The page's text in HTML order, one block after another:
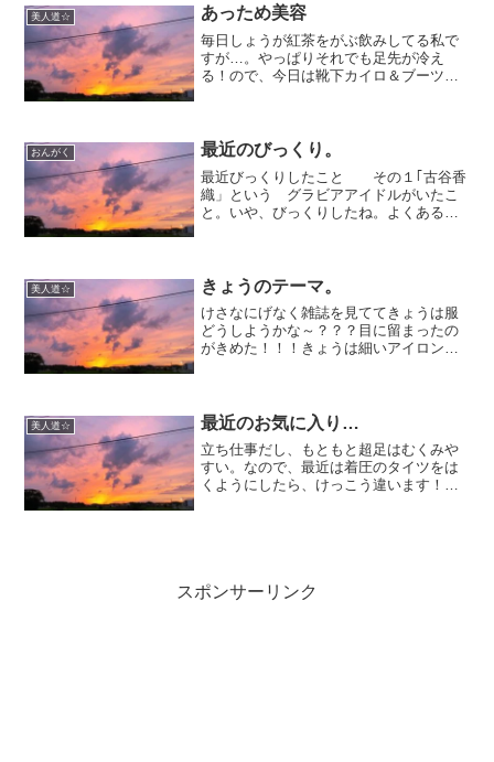
だろう？としらべてみた...
美人道☆ あっため美容
毎日しょうが紅茶をがぶ飲みしてる私で
すが…。やっぱりそれでも足先が冷え
る！ので、今日は靴下カイロ＆ブーツ。
だいぶ違う。そろそろ春っぽ...
おんがく 最近のびっくり。
最近びっくりしたこと その１｢古谷香
織」という グラビアアイドルがいたこ
と。いや、びっくりしたね。よくある名
の２けさ、 一時停止...
美人道☆ きょうのテーマ。
けさなにげなく雑誌を見ててきょうは服
どうしようかな～？？？目に留まったの
がきめた！！！きょうは細いアイロンで
分！ハイパーな気分を盛...
美人道☆ 最近のお気に入り…
立ち仕事だし、もともと超足はむくみや
すい。なので、最近は着圧のタイツをは
くようにしたら、けっこう違います！少
スポンサーリンク